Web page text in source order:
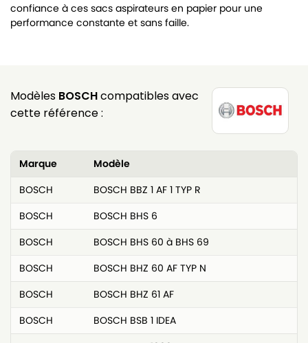
confiance à ces sacs aspirateurs en papier pour une
performance constante et sans faille.
Modèles BOSCHcompatibles avec
cette référence :
Marque
Modèle
BOSCH
BOSCH BBZ 1 AF 1 TYP R
BOSCH
BOSCH BHS 6
BOSCH
BOSCH BHS 60 à BHS 69
BOSCH
BOSCH BHZ 60 AF TYP N
BOSCH
BOSCH BHZ 61 AF
BOSCH
BOSCH BSB 1 IDEA